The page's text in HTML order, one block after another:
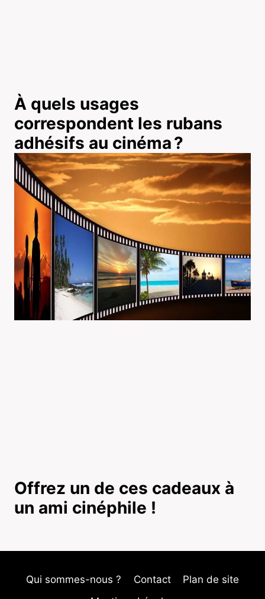
À quels usages
correspondent les rubans
adhésifs au cinéma ?
Offrez un de ces cadeaux à
un ami cinéphile !
Qui sommes-nous ? Contact
Plan de site